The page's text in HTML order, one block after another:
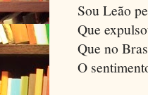
Sou Leão
Que
Que no
O